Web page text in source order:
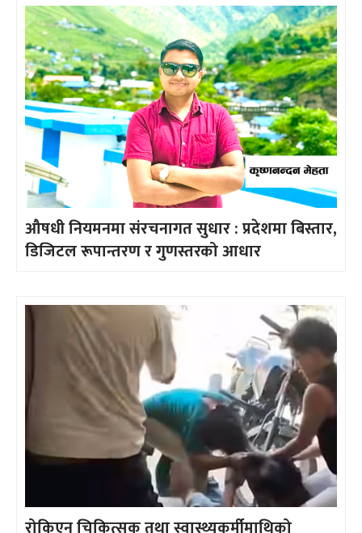
औषधी नियमनमा संरचनागत सुधार : प्रदेशमा बिस्तार,
डिजिटल रूपान्तरण र गुणस्तरको आधार